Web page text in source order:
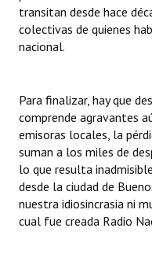
transitan desde hace
colectivas de quienes
nacional.
Para finalizar, hay que
comprende agravantes
emisoras locales, la
suman a los miles de
lo que resulta
desde la ciudad de
nuestra idiosincrasia ni
cual fue creada Radio